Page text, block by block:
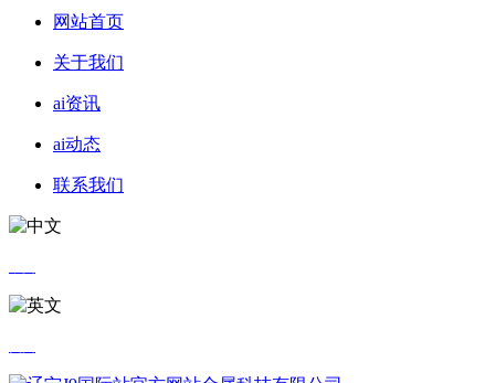
网站首页
关于我们
ai资讯
ai动态
联系我们